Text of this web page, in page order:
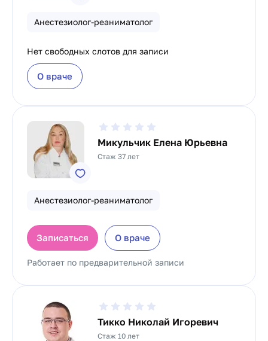
Анестезиолог-реаниматолог
Нет свободных слотов для записи
О враче
Микульчик Елена Юрьевна
Стаж 37 лет
Анестезиолог-реаниматолог
Записаться О враче
Работает по предварительной записи
Тикко Николай Игоревич
Стаж 10 лет